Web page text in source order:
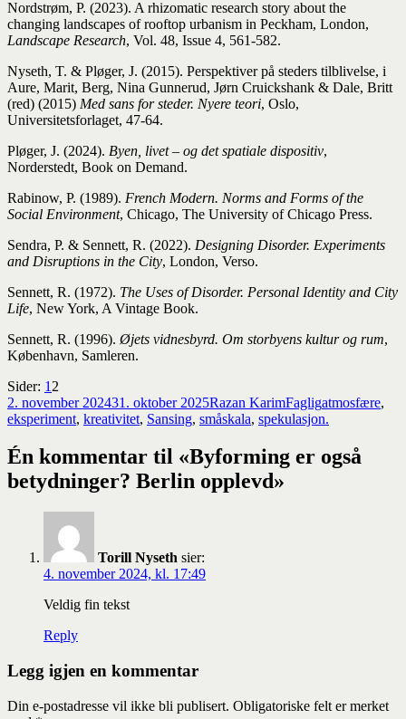
Nordstrøm, P. (2023). A rhizomatic research story about the
changing landscapes of rooftop urbanism in Peckham, London,
Landscape Research, Vol. 48, Issue 4, 561-582.
Nyseth, T. & Pløger, J. (2015). Perspektiver på steders tilblivelse, i
Aure, Marit, Berg, Nina Gunnerud, Jørn Cruickshank & Dale, Britt
(red) (2015) Med sans for steder. Nyere teori, Oslo,
Universitetsforlaget, 47-64.
Pløger, J. (2024). Byen, livet – og det spatiale dispositiv,
Norderstedt, Book on Demand.
Rabinow, P. (1989). French Modern. Norms and Forms of the
Social Environment, Chicago, The University of Chicago Press.
Sendra, P. & Sennett, R. (2022). Designing Disorder. Experiments
and Disruptions in the City, London, Verso.
Sennett, R. (1972). The Uses of Disorder. Personal Identity and City
Life, New York, A Vintage Book.
Sennett, R. (1996). Øjets vidnesbyrd. Om storbyens kultur og rum,
København, Samleren.
Sider: Side
1 ,Side
2
Publisert
2. november 202431. oktober 2025Forfatter
Razan KarimKategorier
FagligStikkord
atmosfære,
eksperiment, kreativitet, Sansing, småskala, spekulasjon.
Én kommentar til «Byforming er også
betydninger? Berlin opplevd»
Torill Nyseth sier:
4. november 2024, kl. 17:49
Veldig fin tekst
Reply
Legg igjen en kommentar
Din e-postadresse vil ikke bli publisert. Obligatoriske felt er merket